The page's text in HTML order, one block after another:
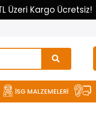
Üzeri Kargo Ücretsiz!
İSG MALZEMELERİ